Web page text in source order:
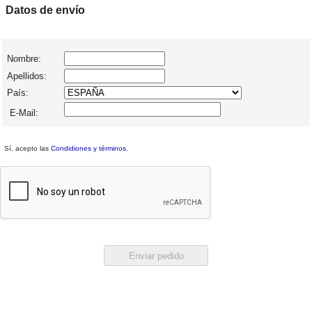
Datos de envío
Nombre:
Apellidos:
País:
E-Mail:
Sí, acepto las Condidiones y términos.